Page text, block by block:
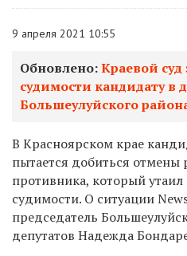
9 апреля 2021 10:55
Обновлено:Краевой
судимости кандидату в
Большеулуйского
В Красноярском крае
пытается добиться отмены
противника, который
судимости. О ситуации
председатель
депутатов Надежда